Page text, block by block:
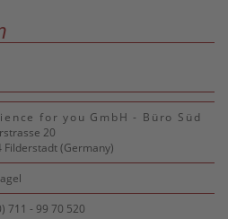
for you GmbH - Büro Süd
20
Filderstadt (Germany)
711 - 99 70 520